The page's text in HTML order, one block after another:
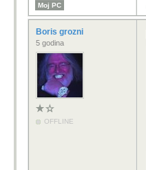
Moj PC
Boris grozni
5 godina
OFFLINE